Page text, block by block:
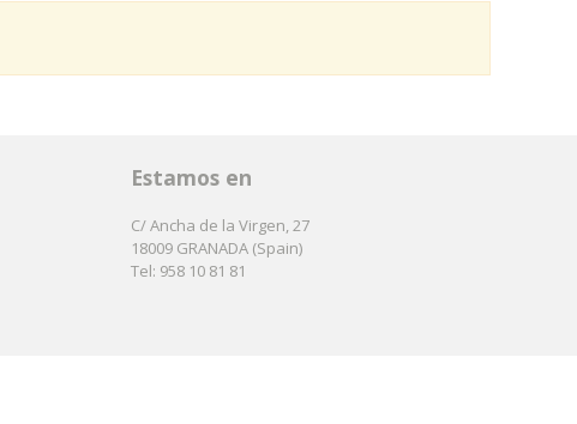
Estamos en
C/ Ancha de la Virgen, 27
18009 GRANADA (Spain)
Tel: 958 10 81 81